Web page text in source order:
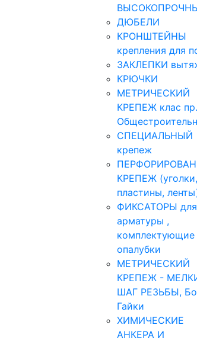
ДЮБЕЛИ
КРОНШТЕЙНЫ
крепления для
ЗАКЛЕПКИ
КРЮЧКИ
МЕТРИЧЕСКИЙ
КРЕПЕЖ клас
СПЕЦИАЛЬНЫЙ
крепеж
КРЕПЕЖ (уголки,
пластины,
ФИКСАТОРЫ для
арматуры ,
комплектующие
опалубки
МЕТРИЧЕСКИЙ
КРЕПЕЖ -
ШАГ РЕЗЬБЫ,
Гайки
ХИМИЧЕСКИЕ
АНКЕРА И